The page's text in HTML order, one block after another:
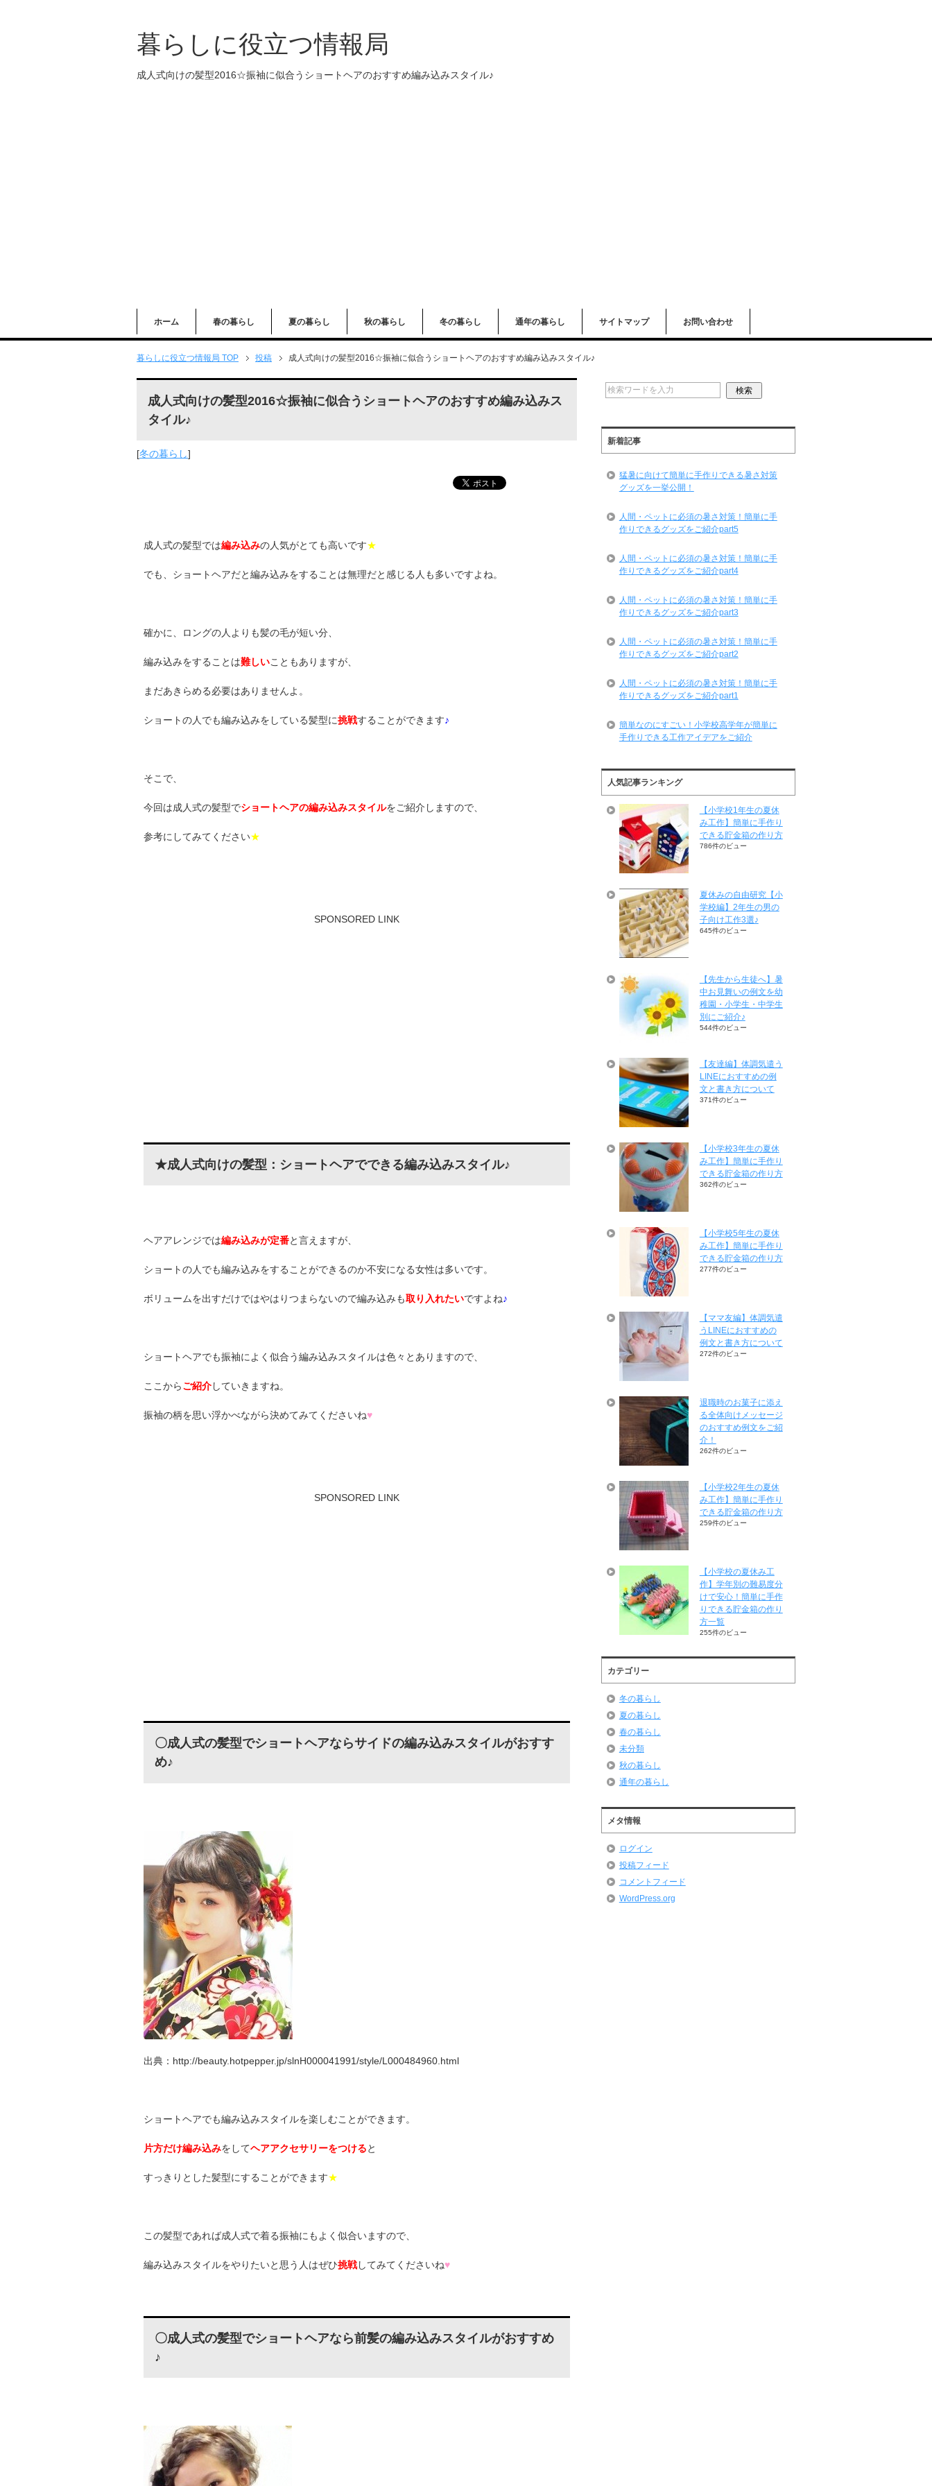
暮らしに役立つ情報局
成人式向けの髪型2016☆振袖に似合うショートヘアのおすすめ編み込みスタイル♪
ホーム 春の暮らし 夏の暮らし 秋の暮らし 冬の暮らし 通年の暮らし サイトマップ お問い合わせ
暮らしに役立つ情報局 TOP 投稿 成人式向けの髪型2016☆振袖に似合うショートヘアのおすすめ編み込みスタイル♪
成人式向けの髪型2016☆振袖に似合うショートヘアのおすすめ編み込みス
タイル♪
[冬の暮らし]
成人式の髪型では編み込みの人気がとても高いです★
でも、ショートヘアだと編み込みをすることは無理だと感じる人も多いですよね。
確かに、ロングの人よりも髪の毛が短い分、
編み込みをすることは難しいこともありますが、
まだあきらめる必要はありませんよ。
ショートの人でも編み込みをしている髪型に挑戦することができます♪
そこで、
今回は成人式の髪型でショートヘアの編み込みスタイルをご紹介しますので、
参考にしてみてください★
SPONSORED LINK
★成人式向けの髪型：ショートヘアでできる編み込みスタイル♪
ヘアアレンジでは編み込みが定番と言えますが、
ショートの人でも編み込みをすることができるのか不安になる女性は多いです。
ボリュームを出すだけではやはりつまらないので編み込みも取り入れたいですよね♪
ショートヘアでも振袖によく似合う編み込みスタイルは色々とありますので、
ここからご紹介していきますね。
振袖の柄を思い浮かべながら決めてみてくださいね♥
SPONSORED LINK
〇成人式の髪型でショートヘアならサイドの編み込みスタイルがおすす
め♪
出典：http://beauty.hotpepper.jp/slnH000041991/style/L000484960.html
ショートヘアでも編み込みスタイルを楽しむことができます。
片方だけ編み込みをしてヘアアクセサリーをつけると
すっきりとした髪型にすることができます★
この髪型であれば成人式で着る振袖にもよく似合いますので、
編み込みスタイルをやりたいと思う人はぜひ挑戦してみてくださいね♥
〇成人式の髪型でショートヘアなら前髪の編み込みスタイルがおすすめ
♪
新着記事
猛暑に向けて簡単に手作りできる暑さ対策
グッズを一挙公開！
人間・ペットに必須の暑さ対策！簡単に手
作りできるグッズをご紹介part5
人間・ペットに必須の暑さ対策！簡単に手
作りできるグッズをご紹介part4
人間・ペットに必須の暑さ対策！簡単に手
作りできるグッズをご紹介part3
人間・ペットに必須の暑さ対策！簡単に手
作りできるグッズをご紹介part2
人間・ペットに必須の暑さ対策！簡単に手
作りできるグッズをご紹介part1
簡単なのにすごい！小学校高学年が簡単に
手作りできる工作アイデアをご紹介
人気記事ランキング
【小学校1年生の夏休
み工作】簡単に手作り
できる貯金箱の作り方
786件のビュー
夏休みの自由研究【小
学校編】2年生の男の
子向け工作3選♪
645件のビュー
【先生から生徒へ】暑
中お見舞いの例文を幼
稚園・小学生・中学生
別にご紹介♪
544件のビュー
【友達編】体調気遣う
LINEにおすすめの例
文と書き方について
371件のビュー
【小学校3年生の夏休
み工作】簡単に手作り
できる貯金箱の作り方
362件のビュー
【小学校5年生の夏休
み工作】簡単に手作り
できる貯金箱の作り方
277件のビュー
【ママ友編】体調気遣
うLINEにおすすめの
例文と書き方について
272件のビュー
退職時のお菓子に添え
る全体向けメッセージ
のおすすめ例文をご紹
介！
262件のビュー
【小学校2年生の夏休
み工作】簡単に手作り
できる貯金箱の作り方
259件のビュー
【小学校の夏休み工
作】学年別の難易度分
けで安心！簡単に手作
りできる貯金箱の作り
方一覧
255件のビュー
カテゴリー
冬の暮らし
夏の暮らし
春の暮らし
未分類
秋の暮らし
通年の暮らし
メタ情報
ログイン
投稿フィード
コメントフィード
WordPress.org